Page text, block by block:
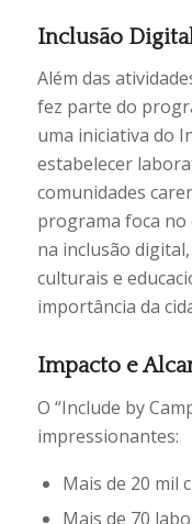
Inclusão
Além das
fez parte do
uma iniciativa do
estabelecer
comunidades
programa foca no
na inclusão
culturais e
importância da
Impacto e
O “Include by
impressionantes:
Mais de 20 mil
Mais de 70